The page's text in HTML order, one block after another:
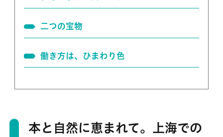
二つの宝物
働き方は、ひまわり色
本と自然に恵まれて。上海での